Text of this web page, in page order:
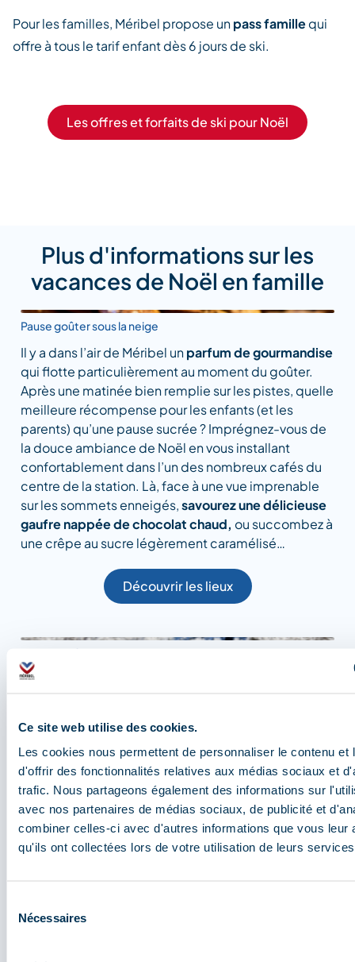
Ce site web utilise des cookies.
Les cookies nous permettent de personnaliser le contenu et
d'offrir des fonctionnalités relatives aux médias sociaux et
trafic. Nous partageons également des informations sur
avec nos partenaires de médias sociaux, de publicité et
combiner celles-ci avec d'autres informations que vous leur
qu'ils ont collectées lors de votre utilisation de leurs
Nécessaires
Pour les familles, Méribel propose unpass famillequi
offre à tous le tarif enfant dès 6 jours de ski.
Les offres et forfaits de ski pour Noël
Plus d'informations sur les
vacances de Noël en famille
Pause goûter sous la neige
Il y a dans l’air de Méribel unparfum de gourmandise
qui flotte particulièrement au moment du goûter.
Après une matinée bien remplie sur les pistes, quelle
meilleure récompense pour les enfants (et les
parents) qu’une pause sucrée ? Imprégnez-vous de
la douce ambiance de Noël en vous installant
confortablement dans l’un des nombreux cafés du
centre de la station. Là, face à une vue imprenable
sur les sommets enneigés,savourez une délicieuse
gaufre nappée de chocolat chaud, ou succombez à
une crêpe au sucre légèrement caramélisé…
Découvrir les lieux
Les activités hors-ski et nature
Si Méribel brille par son domaine skiable
montagne autrement.À Noël, même sans chausser
de skis, il est possible de s’immerger pleinement
dans l’ambiance festive qui règne dans la station.
Grâce auprogramme d’animations concocté par le
service Animation et Evénementiel Touristique de
l’Office de Tourisme, il y a toujours quelque chose à
faire, à voir, à vivre. Mais ce n’est pas tout. Méribel,